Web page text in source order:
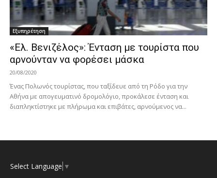
Εξυπηρέτηση
«Ελ. Βενιζέλος»: Ένταση με τουρίστα που
αρνούνταν να φορέσει μάσκα
20/08/2020
Ένας Πολωνός τουρίστας, που ταξίδευε από τη Ρόδο για την
Αθήνα με απογευματινό δρομολόγιο, προκάλεσε ένταση και
διαπληκτίστηκε με πλήρωμα και επιβάτες, αρνούμενος να...
Select Language ▼